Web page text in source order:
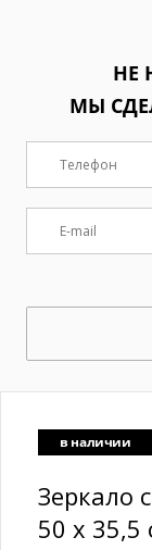
НЕ
МЫ
в наличии
Зеркало
50 x 35,5